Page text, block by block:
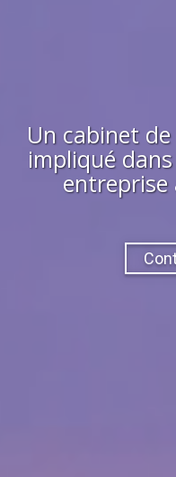
Un cabinet
impliqué
entreprise